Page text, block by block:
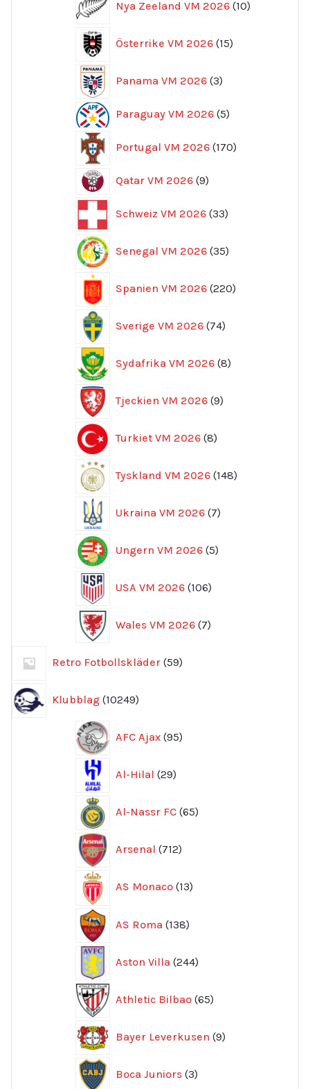
Nya Zeeland VM 2026 10
produkter
Österrike VM 2026 15
produkter
Panama VM 2026 3
produkter
Paraguay VM 2026 55
Portugal VM 2026 170
produkter
Qatar VM 2026 99
Schweiz VM 2026 33
produkter
Senegal VM 2026 35
produkter
Spanien VM 2026 220
produkter
Sverige VM 2026 74
produkter
Sydafrika VM 2026 8
produkter
Tjeckien VM 2026 9
produkter
Turkiet VM 2026 8
produkter
Tyskland VM 2026 148
produkter
Ukraina VM 2026 7
produkter
Ungern VM 2026 5
produkter
USA VM 2026 106
produkter
Wales VM 2026 7
produkter
Retro Fotbollskläder 59
produkter
Klubblag 10249
produkter
AFC Ajax 95
produkter
Al-Hilal 29
produkter
Al-Nassr FC 65
produkter
Arsenal 712
produkter
AS Monaco 13
produkter
AS Roma 138
produkter
Aston Villa 244
produkter
Athletic Bilbao 65
produkter
Bayer Leverkusen 9
produkter
Boca Juniors 3
produkter